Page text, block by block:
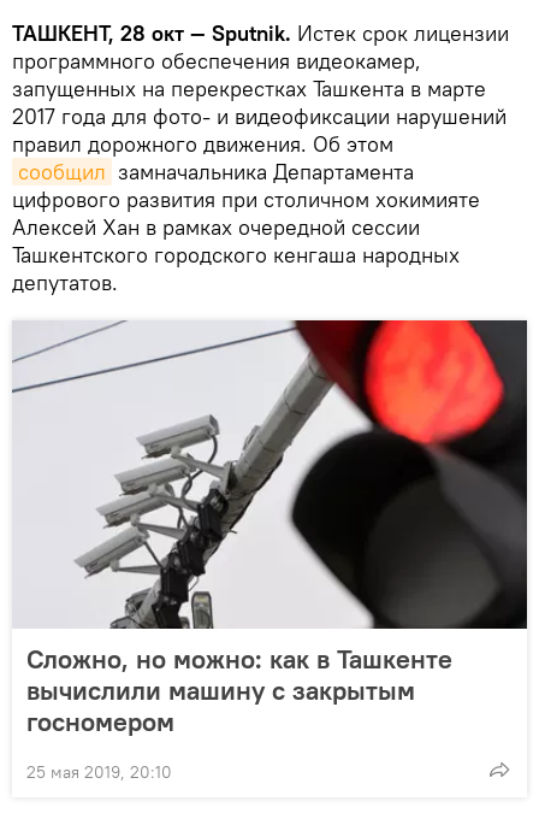
ТАШКЕНТ, 28 окт — Sputnik. Истек срок лицензии
программного обеспечения видеокамер,
запущенных на перекрестках Ташкента в марте
2017 года для фото- и видеофиксации нарушений
правил дорожного движения. Об этом
сообщил замначальника Департамента
цифрового развития при столичном хокимияте
Алексей Хан в рамках очередной сессии
Ташкентского городского кенгаша народных
депутатов.
Сложно, но можно: как в Ташкенте
вычислили машину с закрытым
госномером
25 мая 2019, 20:10